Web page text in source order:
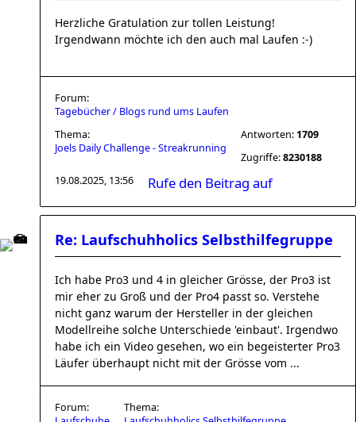
Herzliche Gratulation zur tollen Leistung!
Irgendwann möchte ich den auch mal Laufen :-)
Forum:
Tagebücher / Blogs rund ums Laufen
Thema:
Joels Daily Challenge - Streakrunning
Antworten: 1709
Zugriffe:8230188
19.08.2025, 13:56
Rufe den Beitrag auf
Re: Laufschuhholics Selbsthilfegruppe
Ich habe Pro3 und 4 in gleicher Grösse, der Pro3 ist
mir eher zu Groß und der Pro4 passt so. Verstehe
nicht ganz warum der Hersteller in der gleichen
Modellreihe solche Unterschiede 'einbaut'. Irgendwo
habe ich ein Video gesehen, wo ein begeisterter Pro3
Läufer überhaupt nicht mit der Grösse vom ...
Forum:
Thema: